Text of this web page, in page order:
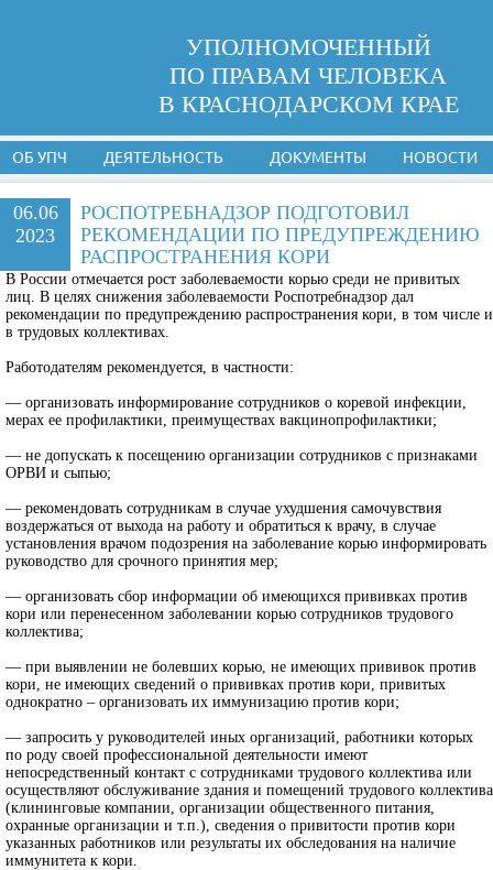
УПОЛНОМОЧЕННЫЙ
ПО ПРАВАМ ЧЕЛОВЕКА
В КРАСНОДАРСКОМ КРАЕ
ОБ УПЧ ДЕЯТЕЛЬНОСТЬ ДОКУМЕНТЫ НОВОСТИ
06.06
2023
РОСПОТРЕБНАДЗОР ПОДГОТОВИЛ
РЕКОМЕНДАЦИИ ПО ПРЕДУПРЕЖДЕНИЮ
РАСПРОСТРАНЕНИЯ КОРИ
В России отмечается рост заболеваемости корью среди не привитых
лиц. В целях снижения заболеваемости Роспотребнадзор дал
рекомендации по предупреждению распространения кори, в том числе и
в трудовых коллективах.
Работодателям рекомендуется, в частности:
— организовать информирование сотрудников о коревой инфекции,
мерах ее профилактики, преимуществах вакцинопрофилактики;
— не допускать к посещению организации сотрудников с признаками
ОРВИ и сыпью;
— рекомендовать сотрудникам в случае ухудшения самочувствия
воздержаться от выхода на работу и обратиться к врачу, в случае
установления врачом подозрения на заболевание корью информировать
руководство для срочного принятия мер;
— организовать сбор информации об имеющихся прививках против
кори или перенесенном заболевании корью сотрудников трудового
коллектива;
— при выявлении не болевших корью, не имеющих прививок против
кори, не имеющих сведений о прививках против кори, привитых
однократно – организовать их иммунизацию против кори;
— запросить у руководителей иных организаций, работники которых
по роду своей профессиональной деятельности имеют
непосредственный контакт с сотрудниками трудового коллектива или
осуществляют обслуживание здания и помещений трудового коллектива
(клининговые компании, организации общественного питания,
охранные организации и т.п.), сведения о привитости против кори
указанных работников или результаты их обследования на наличие
иммунитета к кори.